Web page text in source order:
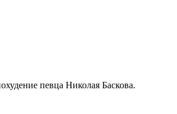
певца Николая Баскова.